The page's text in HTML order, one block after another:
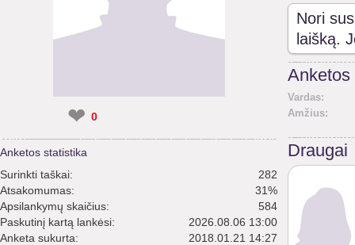
❤ 0
Anketos statistika
Surinkti taškai:
282
Atsakomumas:
31%
Apsilankymų skaičius:
584
Paskutinį kartą lankėsi:
2026.08.06 13:00
Anketa sukurta:
2018.01.21 14:27
Nori
laišką.
Anketos
Vardas:
Amžius:
Draugai